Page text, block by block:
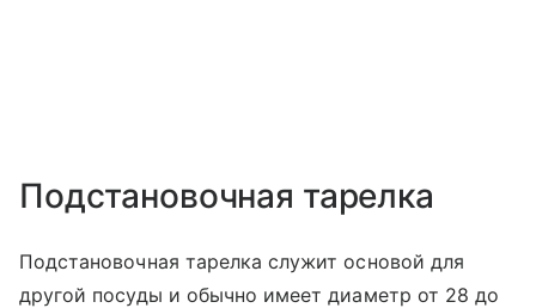
Подстановочная тарелка
Подстановочная тарелка служит основой для
другой посуды и обычно имеет диаметр от 28 до